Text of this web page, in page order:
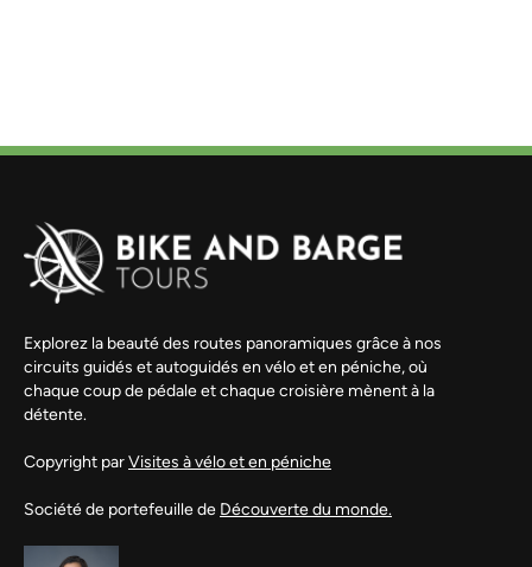
Explorez la beauté des routes panoramiques grâce à nos
circuits guidés et autoguidés en vélo et en péniche, où
chaque coup de pédale et chaque croisière mènent à la
détente.
Copyright parVisites à vélo et en péniche
Société de portefeuille de Découverte du monde.